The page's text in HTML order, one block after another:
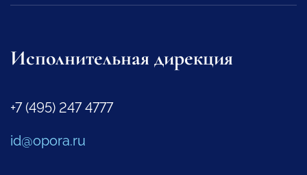
Исполнительная дирекция
+7 (495) 247 4777
id@opora.ru